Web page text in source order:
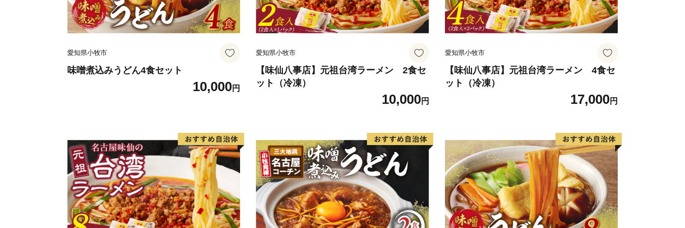
愛知県小牧市
味噌煮込みうどん4食セット
10,000円
愛知県小牧市
【味仙八事店】元祖台湾ラーメン 2食セ
ット（冷凍）
10,000円
愛知県小牧市
【味仙八事店】元祖台湾ラーメン 4食セ
ット（冷凍）
17,000円